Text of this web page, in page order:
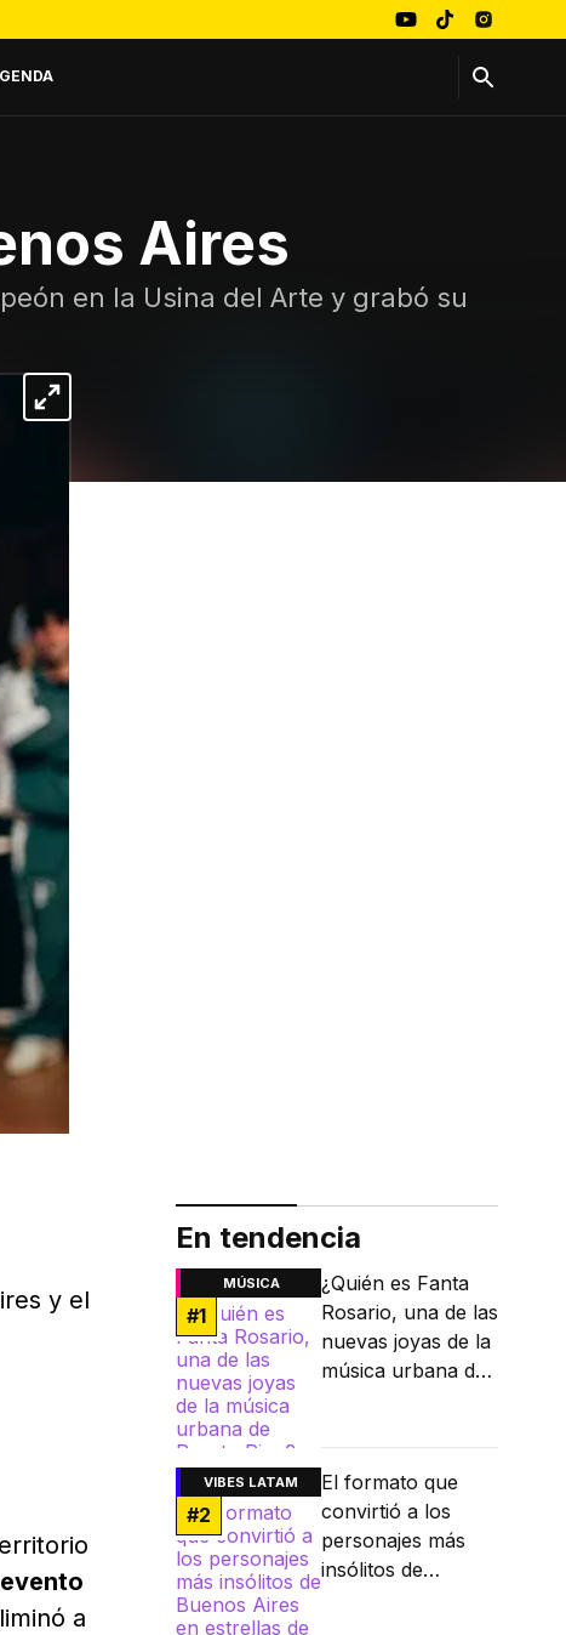
Aires
en la Usina del Arte y grabó su
y el
a
En tendencia
MÚSICA
#1
¿Quién es Fanta
Rosario, una de las
nuevas joyas de la
música urbana de
VIBES LATAM
#2
El formato que
convirtió a los
personajes más
insólitos de